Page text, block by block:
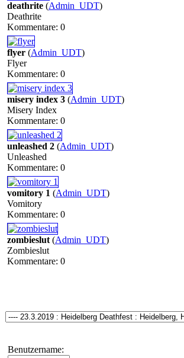
deathrite (Admin_UDT)
Deathrite
Kommentare: 0
flyer (Admin_UDT)
Flyer
Kommentare: 0
misery index 3 (Admin_UDT)
Misery Index
Kommentare: 0
unleashed 2 (Admin_UDT)
Unleashed
Kommentare: 0
vomitory 1 (Admin_UDT)
Vomitory
Kommentare: 0
zombieslut (Admin_UDT)
Zombieslut
Kommentare: 0
Benutzername: